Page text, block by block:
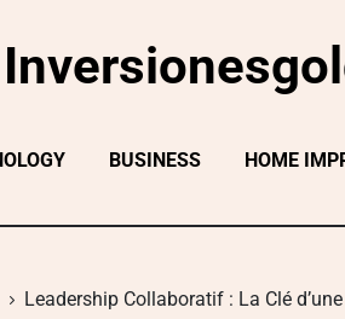
BUSINESS HOME
Leadership Collaboratif : La Clé